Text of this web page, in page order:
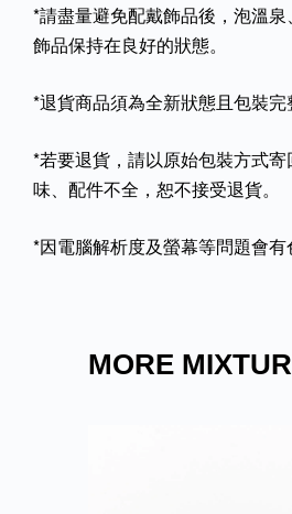
*請盡量避免配戴飾品後，泡溫
飾品保持在良好的狀態。
*退貨商品須為全新狀態且包裝
*若要退貨，請以原始包裝方式
味、配件不全，恕不接受退貨。
*因電腦解析度及螢幕等問題會有
MORE